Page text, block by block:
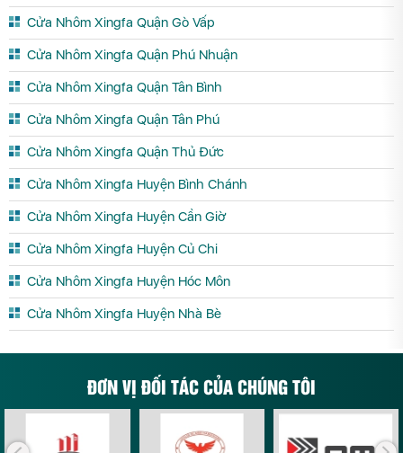
Cửa Nhôm Xingfa Quận Gò Vấp
Cửa Nhôm Xingfa Quận Phú Nhuận
Cửa Nhôm Xingfa Quận Tân Bình
Cửa Nhôm Xingfa Quận Tân Phú
Cửa Nhôm Xingfa Quận Thủ Đức
Cửa Nhôm Xingfa Huyện Bình Chánh
Cửa Nhôm Xingfa Huyện Cần Giờ
Cửa Nhôm Xingfa Huyện Củ Chi
Cửa Nhôm Xingfa Huyện Hóc Môn
Cửa Nhôm Xingfa Huyện Nhà Bè
ĐƠN VỊ ĐỐI TÁC CỦA CHÚNG TÔI